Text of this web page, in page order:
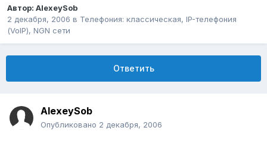
Автор: AlexeySob
2 декабря, 2006 в Телефония: классическая, IP-телефония
(VoIP), NGN сети
Ответить
AlexeySob
Опубликовано 2 декабря, 2006